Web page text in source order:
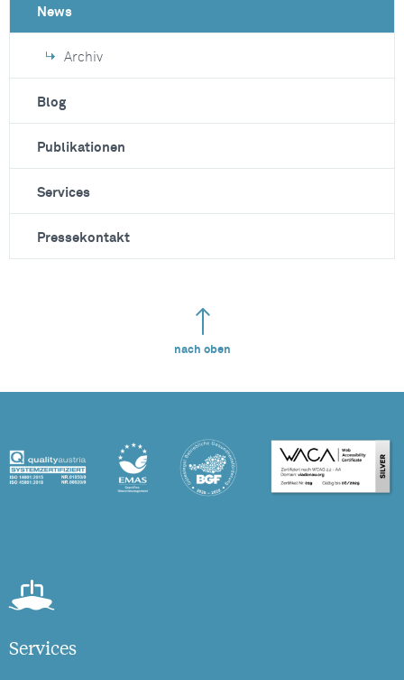
News
Archiv
Blog
Publikationen
Services
Pressekontakt
nach oben
Services